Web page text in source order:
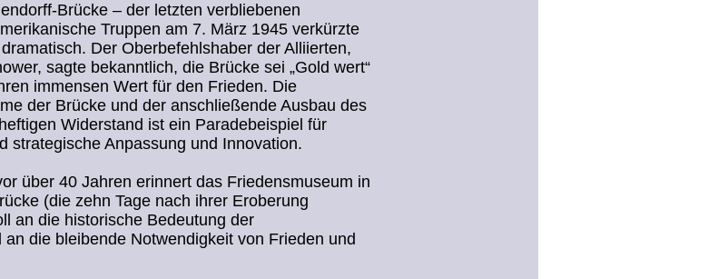
Brücke – der letzten verbliebenen
Truppen am 7. März 1945 verkürzte
Der Oberbefehlshaber der Alliierten,
sagte bekanntlich, die Brücke sei „Gold wert“
immensen Wert für den Frieden. Die
der Brücke und der anschließende Ausbau des
Widerstand ist ein Paradebeispiel für
strategische Anpassung und Innovation.
über 40 Jahren erinnert das Friedensmuseum in
(die zehn Tage nach ihrer Eroberung
an die historische Bedeutung der
die bleibende Notwendigkeit von Frieden und